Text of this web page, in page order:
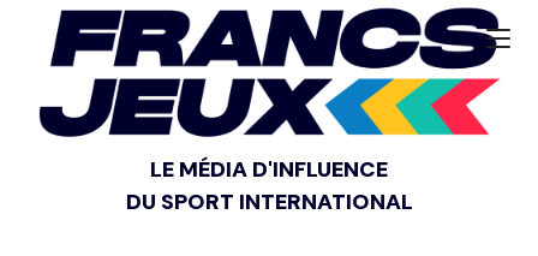
LE MÉDIA D'INFLUENCE
DU SPORT INTERNATIONAL